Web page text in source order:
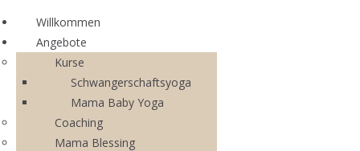
Willkommen
Angebote
Kurse
Schwangerschaftsyoga
Mama Baby Yoga
Coaching
Mama Blessing